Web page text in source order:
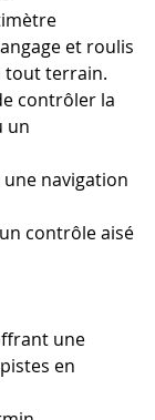
et roulis
tout terrain.
contrôler la
un
navigation
contrôle aisé
une
en